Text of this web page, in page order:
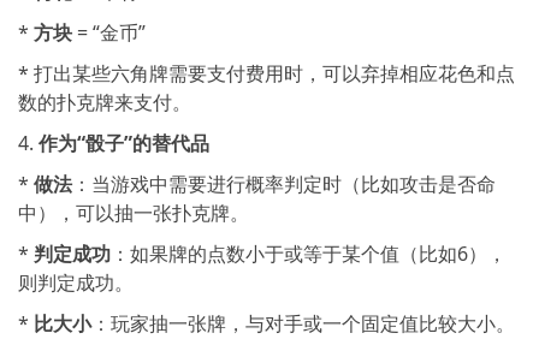
* 方块 = “金币”
* 打出某些六角牌需要支付费用时，可以弃掉相应花色和点
数的扑克牌来支付。
4. 作为“骰子”的替代品
* 做法：当游戏中需要进行概率判定时（比如攻击是否命
中），可以抽一张扑克牌。
* 判定成功 ：如果牌的点数小于或等于某个值（比如6），
则判定成功。
* 比大小：玩家抽一张牌，与对手或一个固定值比较大小。